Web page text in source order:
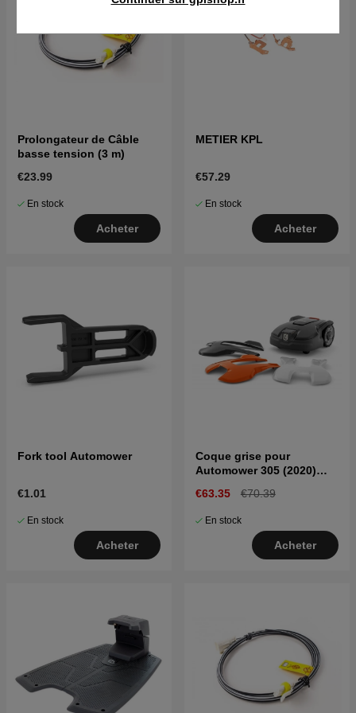
Prolongateur de Câble
basse tension (3 m)
€23.99
En stock
Acheter
METIER KPL
€57.29
En stock
Acheter
Fork tool Automower
€1.01
En stock
Acheter
Coque grise pour
Automower 305 (2020)
€63.35 €70.39
En stock
Acheter